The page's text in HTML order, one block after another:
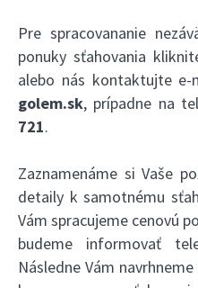
Pre spracovananie
ponuky sťahovania
alebo nás kontaktujte e-
golem.sk, prípadne na
721.
Zaznamenáme si Vaše
detaily k samotnému
Vám spracujeme cenovú
budeme informovať
Následne Vám